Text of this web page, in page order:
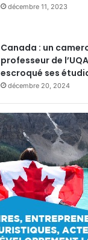
décembre 11, 2023
Canada : un
professeur de
escroqué ses
décembre 20, 2024